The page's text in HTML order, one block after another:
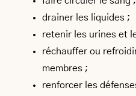
drainer les liquides ;
retenir les urines et
réchauffer ou
membres ;
renforcer les